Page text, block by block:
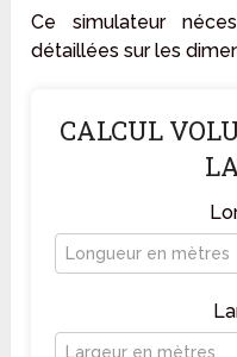
Ce simulateur
détaillées sur les
CALCUL